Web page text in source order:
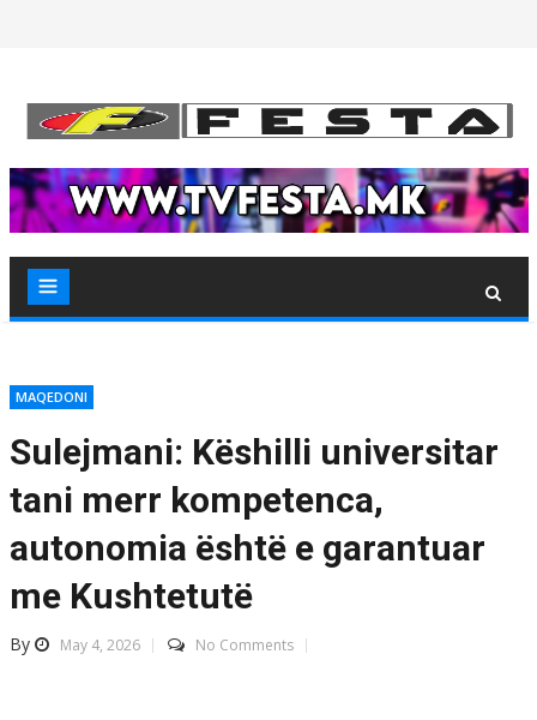
MAQEDONI
Sulejmani: Këshilli universitar
tani merr kompetenca,
autonomia është e garantuar
me Kushtetutë
By May 4, 2026 No Comments